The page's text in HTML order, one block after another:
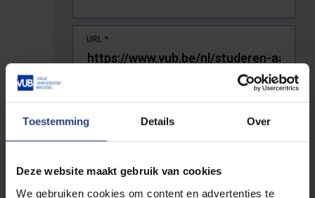
Toestemming Details Over
Deze website maakt gebruik van cookies
We gebruiken cookies om content en advertenties te
URL *
De volledige URL van de pagina waar je de fout zag.